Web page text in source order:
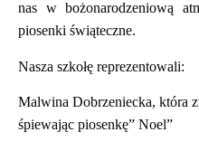
nas w bożonarodzeniową
piosenki świąteczne.
Nasza szkołę reprezentowali:
Malwina Dobrzeniecka, która
śpiewając piosenkę” Noel”